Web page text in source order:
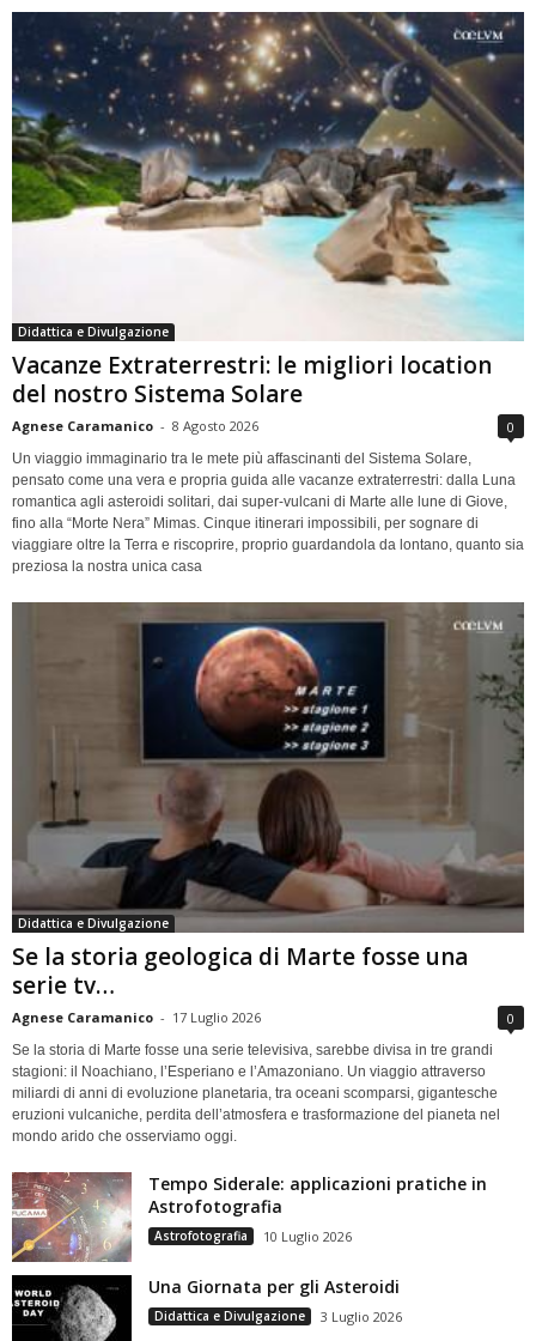
Didattica e Divulgazione
Vacanze Extraterrestri: le migliori location
del nostro Sistema Solare
Agnese Caramanico - 8 Agosto 2026 0
Un viaggio immaginario tra le mete più affascinanti del Sistema Solare,
pensato come una vera e propria guida alle vacanze extraterrestri: dalla Luna
romantica agli asteroidi solitari, dai super-vulcani di Marte alle lune di Giove,
fino alla “Morte Nera” Mimas. Cinque itinerari impossibili, per sognare di
viaggiare oltre la Terra e riscoprire, proprio guardandola da lontano, quanto sia
preziosa la nostra unica casa
Didattica e Divulgazione
Se la storia geologica di Marte fosse una
serie tv…
Agnese Caramanico - 17 Luglio 2026 0
Se la storia di Marte fosse una serie televisiva, sarebbe divisa in tre grandi
stagioni: il Noachiano, l’Esperiano e l’Amazoniano. Un viaggio attraverso
miliardi di anni di evoluzione planetaria, tra oceani scomparsi, gigantesche
eruzioni vulcaniche, perdita dell’atmosfera e trasformazione del pianeta nel
mondo arido che osserviamo oggi.
Tempo Siderale: applicazioni pratiche in
Astrofotografia
Astrofotografia 10 Luglio 2026
Una Giornata per gli Asteroidi
Didattica e Divulgazione 3 Luglio 2026